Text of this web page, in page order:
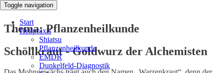
Toggle navigation
Start
Heilpraxis
Shiatsu
Pflanzenheilkunde
EMDR
Dunkelfeld-Diagnostik
Thema: Pflanzenheilkunde
Schöllkraut - Goldwurz der Alchemisten